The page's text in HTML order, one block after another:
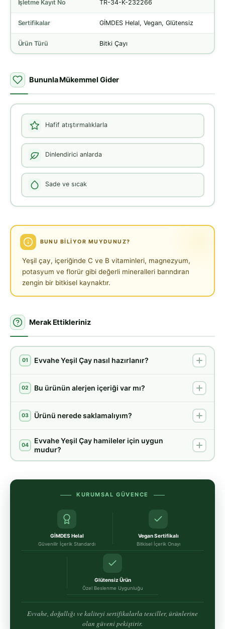
İşletme Kayıt No TR-34-K-232266
Sertifikalar GİMDES Helal, Vegan, Glütensiz
Ürün Türü Bitki Çayı
Bununla Mükemmel Gider
Hafif atıştırmalıklarla
Dinlendirici anlarda
Sade ve sıcak
BUNU BILIYOR MUYDUNUZ?
Yeşil çay, içeriğinde C ve B vitaminleri, magnezyum,
potasyum ve florür gibi değerli mineralleri barındıran
zengin bir bitkisel kaynaktır.
Merak Ettikleriniz
01 Evvahe Yeşil Çay nasıl hazırlanır?
02 Bu ürünün alerjen içeriği var mı?
03 Ürünü nerede saklamalıyım?
04
Evvahe Yeşil Çay hamileler için uygun
mudur?
KURUMSAL GÜVENCE
GİMDES Helal
Güvenilir İçerik Standardı
Vegan Sertifikalı
Bitkisel İçerik Onayı
Glütensiz Ürün
Özel Beslenme Uygunluğu
Evvahe, doğallığı ve kaliteyi sertifikalarla tesciller, ürünlerine
olan güveni pekiştirir.